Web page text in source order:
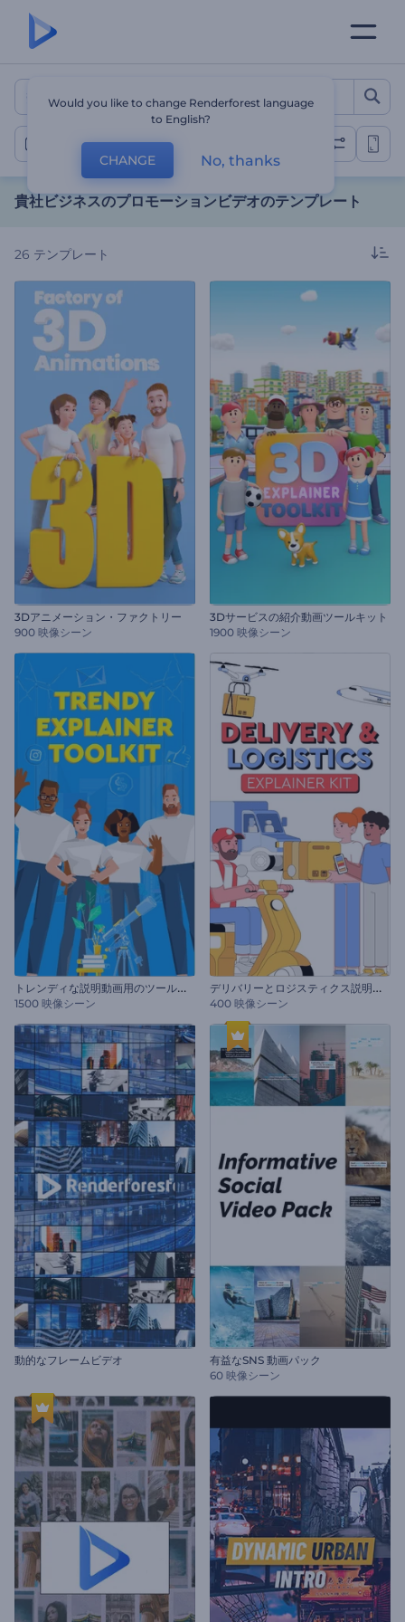
貴社ビジネスのプロモーシ
他のプロモーションビデオ
貴社ビジネスのプロモーションビデオのテンプレート
26 テンプレート
3Dアニメーション・ファクトリー
900 映像シーン
3Dサービスの紹介動画ツールキット
1900 映像シーン
ト
レンディな説明動画用のツールキット
1500 映像シーン
デ
リバリーとロジスティクス説明セット
400 映像シーン
動的なフレームビデオ
有益なSNS 動画パック
60 映像シーン
Would you like to change Renderforest language
to English?
CHANGE No, thanks